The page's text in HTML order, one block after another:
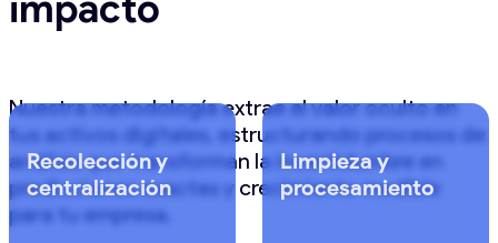
Nuestra metodología extrae el valor oculto en
tus activos digitales, estructurando procesos de
análisis que transforman la incertidumbre en
predicciones exactas y crecimiento medible
para tu empresa.
Recolección y
centralización
Limpieza y
procesamiento